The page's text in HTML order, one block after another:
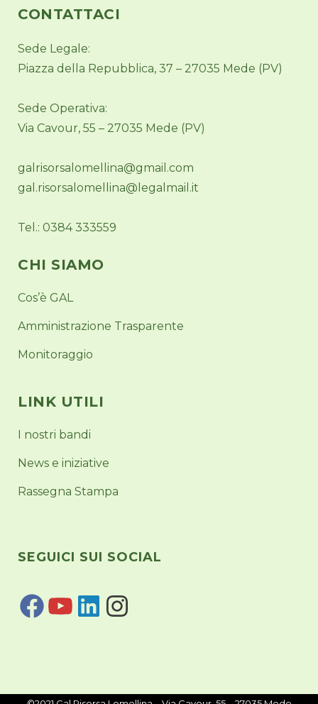
CONTATTACI
Sede Legale:
Piazza della Repubblica, 37 – 27035 Mede (PV)
Sede Operativa:
Via Cavour, 55 – 27035 Mede (PV)
galrisorsalomellina@gmail.com
gal.risorsalomellina@legalmail.it
Tel.: 0384 333559
CHI SIAMO
Cos’è GAL
Amministrazione Trasparente
Monitoraggio
LINK UTILI
I nostri bandi
News e iniziative
Rassegna Stampa
SEGUICI SUI SOCIAL